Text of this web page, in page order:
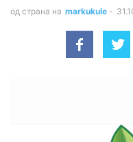
од страна на markukule -